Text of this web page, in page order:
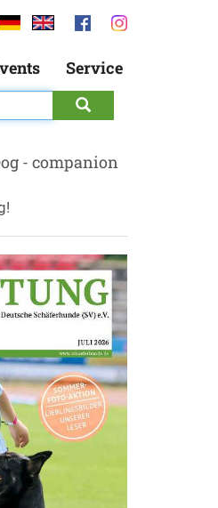
Service
- companion